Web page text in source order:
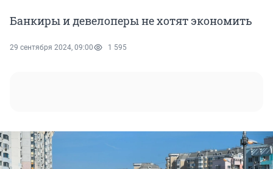
Банкиры и девелоперы не хотят экономить
29 сентября 2024, 09:00 1 595